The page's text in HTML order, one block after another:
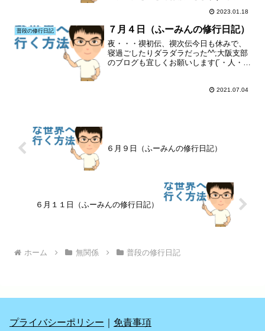
2023.01.18
普段の修行日記 ７月４日（ふーみんの修行日記）
夜・・・禊初伝、禊次伝今日も休みで、
寝過ごしたりダラダラだった^^;大阪支部
のブログも宜しくお願いします(´・人・`)
2021.07.04
６月９日（ふーみんの修行日記）
６月１１日（ふーみんの修行日記）
ホーム 無関係 普段の修行日記
プライバシーポリシー 免責事項